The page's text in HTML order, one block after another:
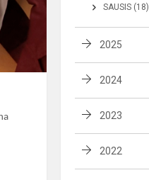
SAUSIS (18)
2025
2024
2023
2022